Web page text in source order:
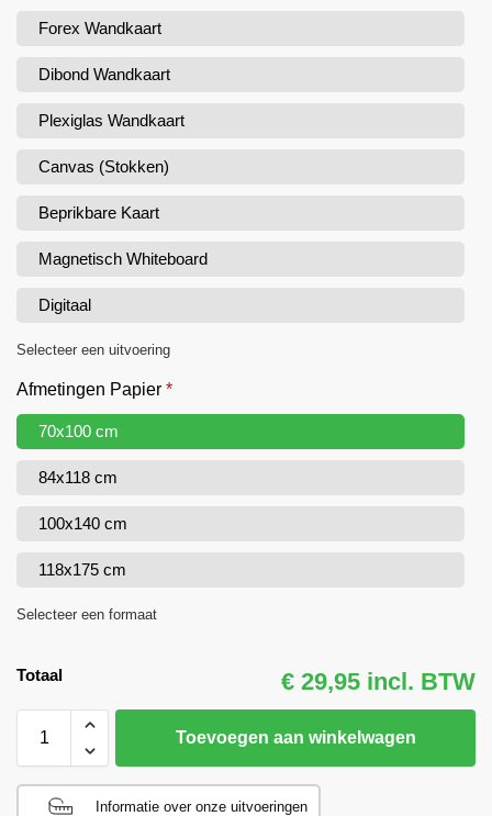
Forex Wandkaart
Dibond Wandkaart
Plexiglas Wandkaart
Canvas (Stokken)
Beprikbare Kaart
Magnetisch Whiteboard
Digitaal
Selecteer een uitvoering
Afmetingen Papier *
70x100 cm
84x118 cm
100x140 cm
118x175 cm
Selecteer een formaat
Totaal € 29,95 incl. BTW
Toevoegen aan winkelwagen
Informatie over onze uitvoeringen